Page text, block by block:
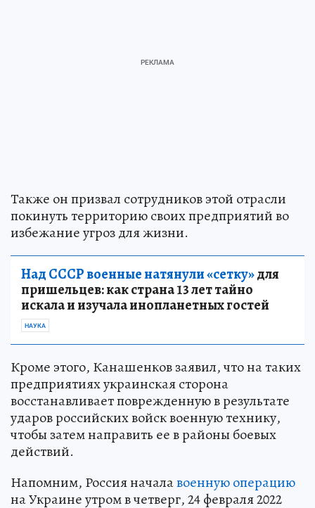
Также он призвал сотрудников этой отрасли
покинуть территорию своих предприятий во
избежание угроз для жизни.
Над СССР военные натянули «сетку»для
пришельцев: как страна 13 лет тайно
искала и изучала инопланетных гостей
НАУКА
Кроме этого, Канашенков заявил, что на таких
предприятиях украинская сторона
восстанавливает поврежденную в результате
ударов российских войск военную технику,
чтобы затем направить ее в районы боевых
действий.
Напомним, Россия началавоенную операцию
на Украине утром в четверг, 24 февраля 2022